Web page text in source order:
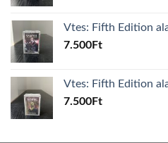
Vtes: Fifth Edition
7.500Ft
Vtes: Fifth Edition
7.500Ft